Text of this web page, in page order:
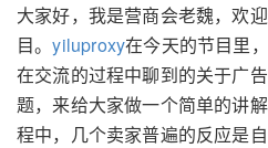
大家好，我是营商会老魏，欢
目。yiluproxy在今天的节目里
在交流的过程中聊到的关于广
题，来给大家做一个简单的讲
程中，几个卖家普遍的反应是